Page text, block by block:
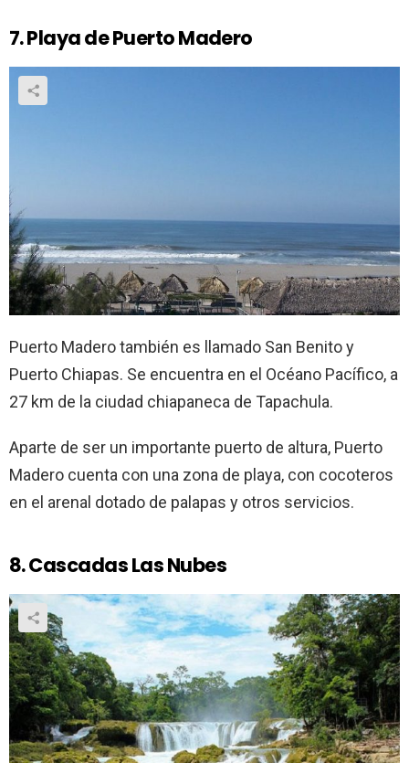
7. Playa de Puerto Madero
Puerto Madero también es llamado San Benito y
Puerto Chiapas. Se encuentra en el Océano Pacífico, a
27 km de la ciudad chiapaneca de Tapachula.
Aparte de ser un importante puerto de altura, Puerto
Madero cuenta con una zona de playa, con cocoteros
en el arenal dotado de palapas y otros servicios.
8. Cascadas Las Nubes